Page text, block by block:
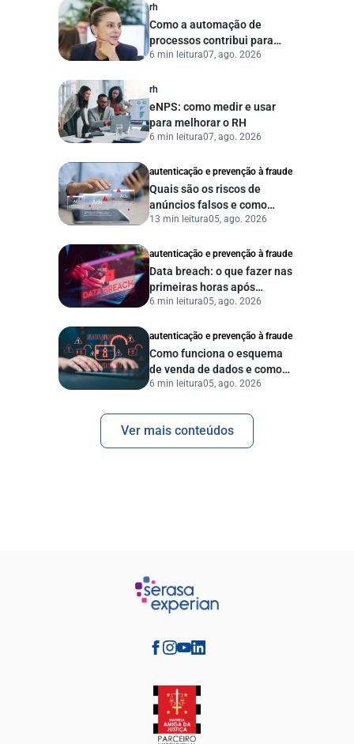
rh
Como a automação de
processos contribui para
uma gestão pública mais
6 min leitura07, ago. 2026
rh
eNPS: como medir e usar
para melhorar o RH
6 min leitura07, ago. 2026
autenticação e prevenção à fraude
Quais são os riscos de
anúncios falsos e como
proteger seu negócio?
13 min leitura05, ago. 2026
autenticação e prevenção à fraude
Data breach: o que fazer nas
primeiras horas após
vazamento de dados?
6 min leitura05, ago. 2026
autenticação e prevenção à fraude
Como funciona o esquema
de venda de dados e como
proteger sua empresa?
6 min leitura05, ago. 2026
Ver mais conteúdos